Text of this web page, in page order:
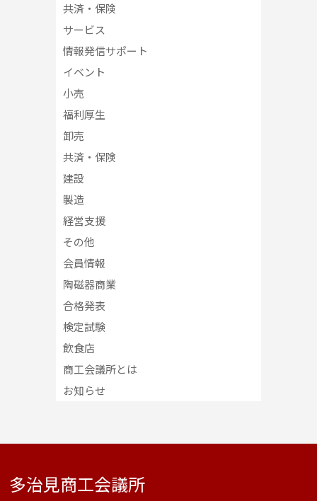
共済・保険
サービス
情報発信サポート
イベント
小売
福利厚生
卸売
共済・保険
建設
製造
経営支援
その他
会員情報
陶磁器商業
合格発表
検定試験
飲食店
商工会議所とは
お知らせ
多治見商工会議所